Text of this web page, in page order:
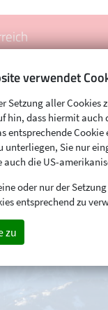
verwendet
Setzung aller
hin, dass hiermit auch
entsprechende
unterliegen, Sie nur
auch die US-
oder nur der
entsprechend zu
zu